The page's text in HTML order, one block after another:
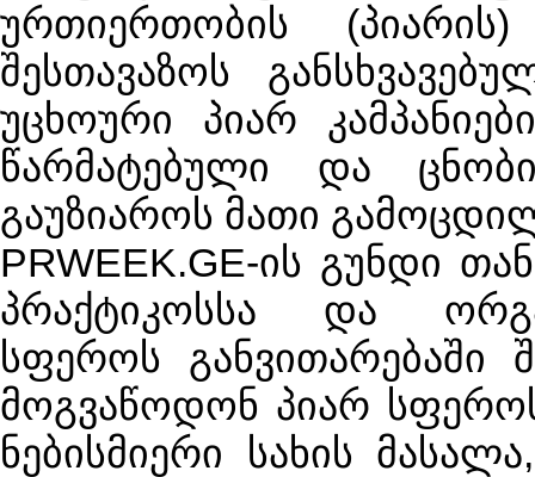
ურთიერთობის (პიარის)
შესთავაზოს
უცხოური პიარ
წარმატებული და
გაუზიაროს მათი
PRWEEK.GE-ის გუნდი
პრაქტიკოსსა და
სფეროს განვითარებაში
მოგვაწოდონ პიარ
ნებისმიერი სახის